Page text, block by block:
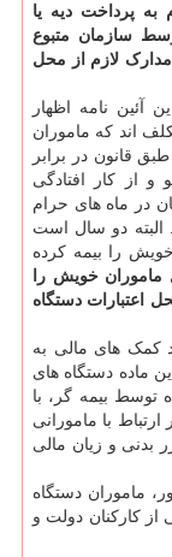
به پرداخت دیه یا
سازمان متبوع
لازم از محل
محبت خانی در ادامه درباره ماده ۳ این آئین نامه اظهار
اند که ماموران
قانون در برابر
از کار افتادگی
در ماه های حرام
البته دو سال است
را بیمه کرده
خویش را
اعتبارات دستگاه
که درمورد کمک های مالی به
ماده دستگاه های
توسط بیمه گر، با
با مامورانی
بدنی و زیان مالی
ماموران دستگاه
کارکنان دولت و